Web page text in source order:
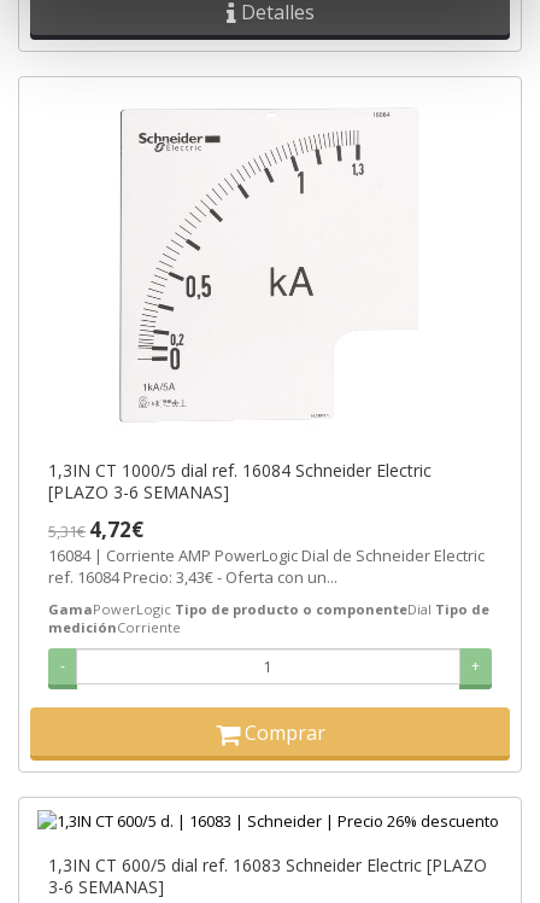
Detalles
1,3IN CT 1000/5 dial ref. 16084 Schneider Electric
[PLAZO 3-6 SEMANAS]
5,31€ 4,72€
16084 | Corriente AMP PowerLogic Dial de Schneider Electric
ref. 16084 Precio: 3,43€ - Oferta con un...
GamaPowerLogic Tipo de producto o componenteDial Tipo de
mediciónCorriente
- +
Comprar
1,3IN CT 600/5 dial ref. 16083 Schneider Electric [PLAZO
3-6 SEMANAS]